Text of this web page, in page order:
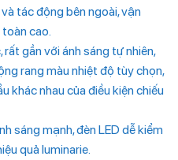
tác động bên ngoài, vận
cao.
gần với ánh sáng tự nhiên,
rang màu nhiệt độ tùy chọn,
khác nhau của điều kiện chiếu
sáng mạnh, đèn LED dễ kiểm
quả luminarie.